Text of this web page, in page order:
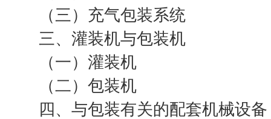
（三）充气包装系统
三、灌装机与包装机
（一）灌装机
（二）包装机
四、与包装有关的配套机械设备